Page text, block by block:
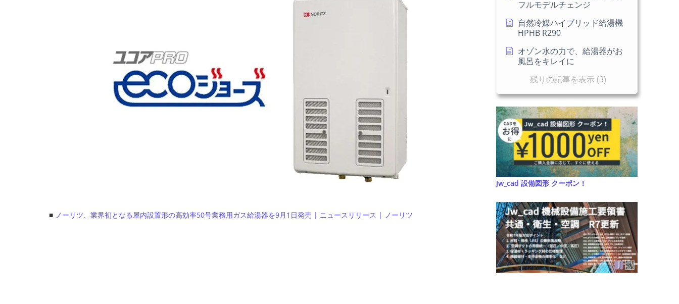
■ ノーリツ、業界初となる屋内設置形の高効率50号業務用ガス給湯器を9月1日発売 | ニュースリリース | ノーリツ
フルモデルチェンジ
自然冷媒ハイブリッド給湯機
HPHB R290
オゾン水の力で、給湯器がお
風呂をキレイに
残りの記事を表示 (3)
Jw_cad 設備図形 クーポン！